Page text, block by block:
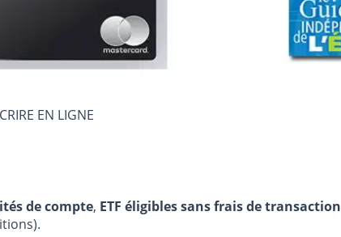
EN LIGNE
de compte, ETF éligibles sans frais de transaction